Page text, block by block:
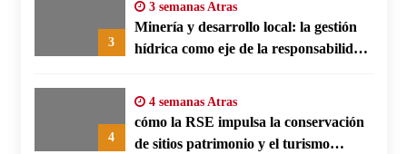
3
3 semanas Atras
Minería y desarrollo local: la gestión
hídrica como eje de la responsabilidad
4
4 semanas Atras
cómo la RSE impulsa la conservación
de sitios patrimonio y el turismo